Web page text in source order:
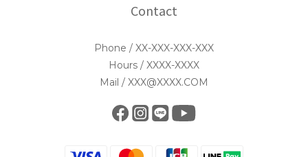
Contact
Phone / XX-XXX-XXX-XXX
Hours / XXXX-XXXX
Mail / XXX@XXXX.COM